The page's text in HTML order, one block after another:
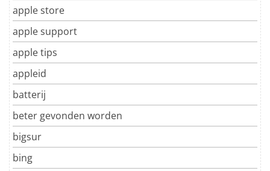
apple store
apple support
apple tips
appleid
batterij
beter gevonden worden
bigsur
bing